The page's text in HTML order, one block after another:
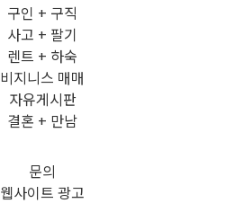
구인 + 구직
사고 + 팔기
렌트 + 하숙
비지니스 매매
자유게시판
결혼 + 만남
문의
웹사이트 광고